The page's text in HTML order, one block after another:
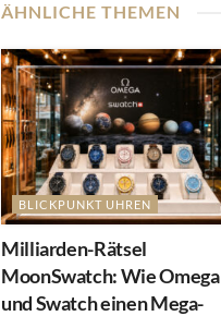
ÄHNLICHE THEMEN
BLICKPUNKT UHREN
Milliarden-Rätsel
MoonSwatch: Wie Omega
und Swatch einen Mega-